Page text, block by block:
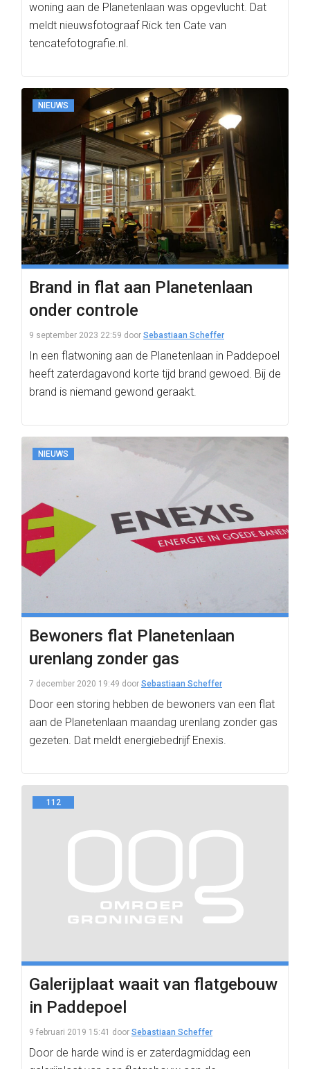
woning aan de Planetenlaan was opgevlucht. Dat
meldt nieuwsfotograaf Rick ten Cate van
tencatefotografie.nl.
NIEUWS
Brand in flat aan Planetenlaan
onder controle
9 september 2023 22:59 door Sebastiaan Scheffer
In een flatwoning aan de Planetenlaan in Paddepoel
heeft zaterdagavond korte tijd brand gewoed. Bij de
brand is niemand gewond geraakt.
NIEUWS
Bewoners flat Planetenlaan
urenlang zonder gas
7 december 2020 19:49 door Sebastiaan Scheffer
Door een storing hebben de bewoners van een flat
aan de Planetenlaan maandag urenlang zonder gas
gezeten. Dat meldt energiebedrijf Enexis.
112
Galerijplaat waait van flatgebouw
in Paddepoel
9 februari 2019 15:41 door Sebastiaan Scheffer
Door de harde wind is er zaterdagmiddag een